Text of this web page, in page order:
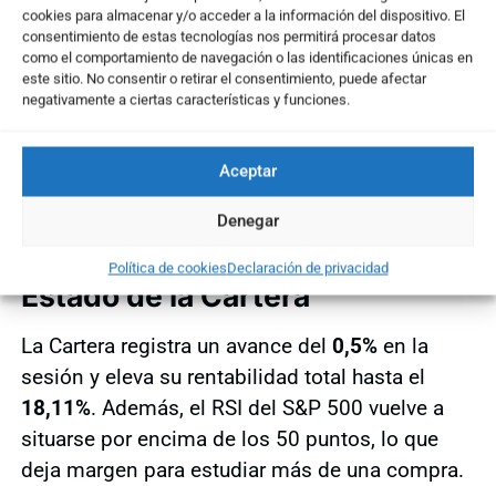
cookies para almacenar y/o acceder a la información del dispositivo. El
consentimiento de estas tecnologías nos permitirá procesar datos
como el comportamiento de navegación o las identificaciones únicas en
este sitio. No consentir o retirar el consentimiento, puede afectar
negativamente a ciertas características y funciones.
Aceptar
Denegar
Política de cookiesDeclaración de privacidad
tanto las medias móviles de 20 y 50 sesiones
como laresistencia de los 52,60 dólares. Esta
ruptura habría activado unHombro-Cabeza-
potencial superior al 20%. Además, el RSI
muestra divergencias alcistas entre los
mínimos del precio, lo que refuerza el interés
Estado de la Cartera
La Cartera registra un avance del 0,5%en la
sesión y eleva su rentabilidad total hasta el
18,11%. Además, el RSI del S&P 500 vuelve a
situarse por encima de los 50 puntos, lo que
deja margen para estudiar más de una compra.